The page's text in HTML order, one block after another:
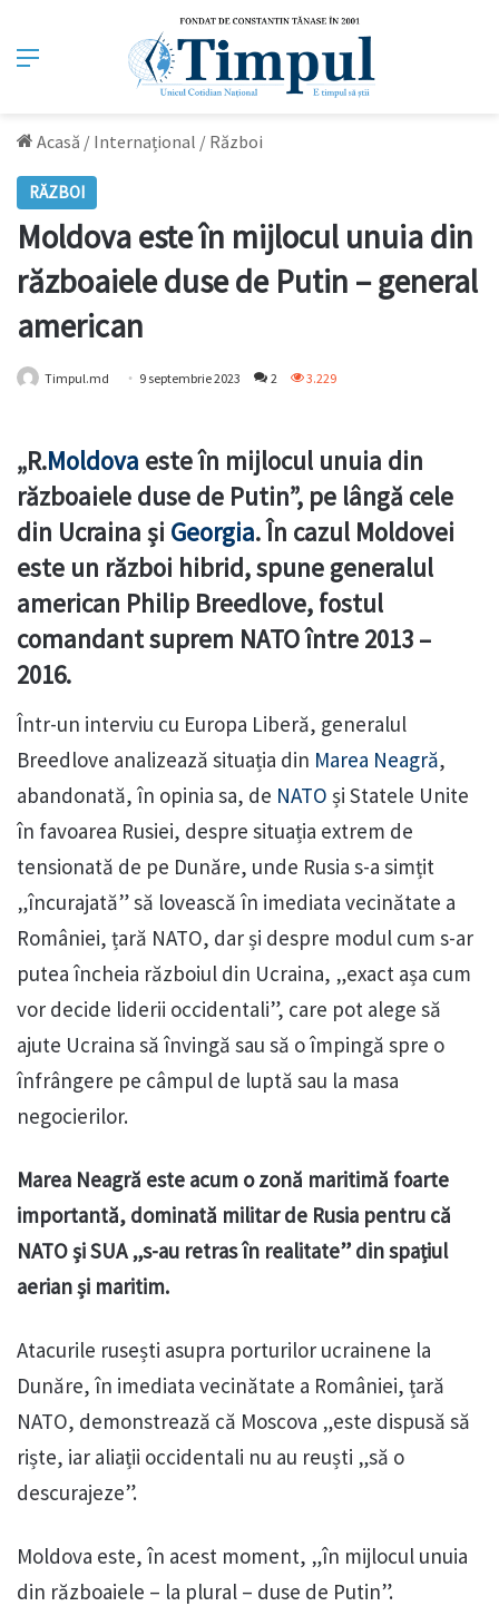
Meniu
Acasă / Internațional / Război
RĂZBOI
Moldova este în mijlocul unuia din
războaiele duse de Putin – general
american
Timpul.md 9 septembrie 2023 2 3.229
„R.Moldova este în mijlocul unuia din
războaiele duse de Putin”, pe lângă cele
din Ucraina și Georgia. În cazul Moldovei
este un război hibrid, spune generalul
american Philip Breedlove, fostul
comandant suprem NATO între 2013 –
2016.
Într-un interviu cu Europa Liberă, generalul
Breedlove analizează situația din Marea Neagră,
abandonată, în opinia sa, de NATO și Statele Unite
în favoarea Rusiei, despre situația extrem de
tensionată de pe Dunăre, unde Rusia s-a simțit
„încurajată” să lovească în imediata vecinătate a
României, țară NATO, dar și despre modul cum s-ar
putea încheia războiul din Ucraina, „exact așa cum
vor decide liderii occidentali”, care pot alege să
ajute Ucraina să învingă sau să o împingă spre o
înfrângere pe câmpul de luptă sau la masa
negocierilor.
Marea Neagră este acum o zonă maritimă foarte
importantă, dominată militar de Rusia pentru că
NATO și SUA „s-au retras în realitate” din spațiul
aerian și maritim.
Atacurile rusești asupra porturilor ucrainene la
Dunăre, în imediata vecinătate a României, țară
NATO, demonstrează că Moscova „este dispusă să
riște, iar aliații occidentali nu au reuști „să o
descurajeze”.
Moldova este, în acest moment, „în mijlocul unuia
din războaiele – la plural – duse de Putin”.